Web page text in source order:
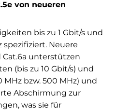
von neueren
bis zu 1 Gbit/s und
spezifiziert. Neuere
Cat.6a unterstützen
(bis zu 10 Gbit/s) und
bzw. 500 MHz) und
Abschirmung zur
was sie für